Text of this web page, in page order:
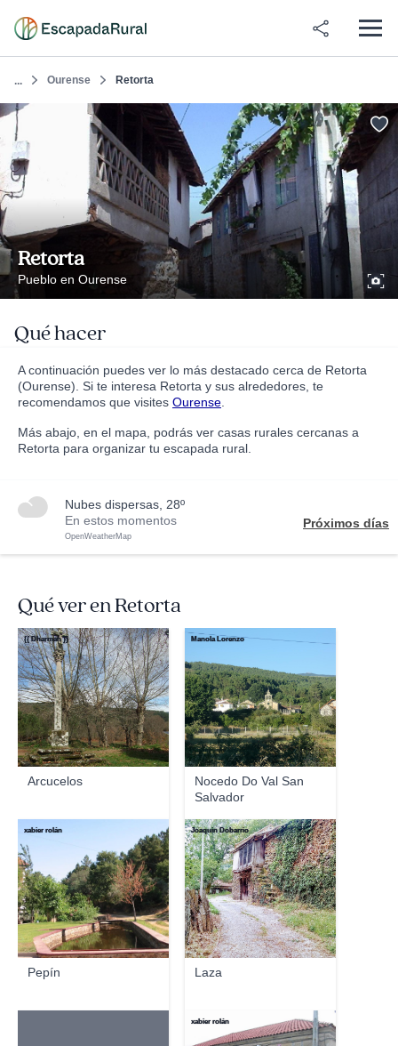
... Ourense Retorta
Retorta
Pueblo en Ourense
Qué hacer
A continuación puedes ver lo más destacado cerca de Retorta
(Ourense). Si te interesa Retorta y sus alrededores, te
recomendamos que visites Ourense
Más abajo, en el mapa, podrás ver casas rurales cercanas a
Retorta para organizar tu escapada rural.
nubes dispersas, 28º
En estos momentos
OpenWeatherMap
Próximos días
Qué ver en Retorta
Arcucelos
{{ Dharman }}
Nocedo Do Val San
Salvador
Manola Lorenzo
Pepín
xabier rolán
Laza
Joaquin Dobarrio
xabier rolán